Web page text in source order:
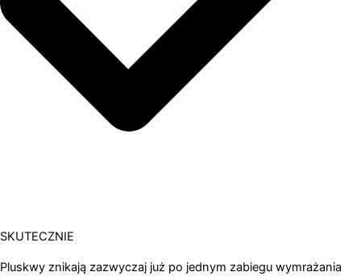
SKUTECZNIE
Pluskwy znikają zazwyczaj już po jednym zabiegu wymrażania